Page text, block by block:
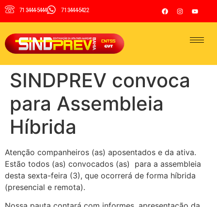
71 3444-5444 71 3444-5422
SINDPREV convoca
para Assembleia
Híbrida
Atenção companheiros (as) aposentados e da ativa.
Estão todos (as) convocados (as) para a assembleia
desta sexta-feira (3), que ocorrerá de forma híbrida
(presencial e remota).